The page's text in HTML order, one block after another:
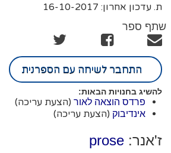
ת. עדכון אחרון: 16-10-2017
שתף ספר
התחבר לשיחה עם הספרנית
להשיג בחנויות הבאות:
פרדס הוצאה לאור (הצעת עריכה)
אינדיבוק (הצעת עריכה)
ז'אנר: prose